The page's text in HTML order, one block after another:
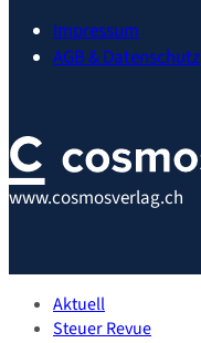
Impressum
AGB & Datenschutz
www.cosmosverlag.ch
Aktuell
Steuer Revue